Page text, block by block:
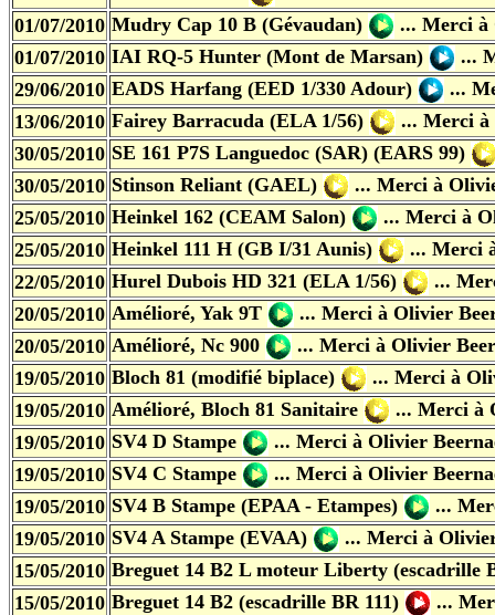
01/07/2010 Mudry Cap 10 B (Gévaudan) ... Merci à
01/07/2010 IAI RQ-5 Hunter (Mont de Marsan)
...
29/06/2010 EADS Harfang (EED 1/330 Adour)
...
13/06/2010 Fairey Barracuda (ELA 1/56) ... Merci à
30/05/2010 SE 161 P7S Languedoc (SAR) (EARS 99)
30/05/2010 Stinson Reliant (GAEL) ... Merci à
25/05/2010 Heinkel 162 (CEAM Salon) ... Merci à
25/05/2010 Heinkel 111 H (GB I/31 Aunis) ... Merci
22/05/2010 Hurel Dubois HD 321 (ELA 1/56)
...
20/05/2010 Amélioré, Yak 9T ... Merci à Olivier
20/05/2010 Amélioré, Nc 900 ... Merci à Olivier
19/05/2010 Bloch 81 (modifié biplace) ... Merci à
19/05/2010 Amélioré, Bloch 81 Sanitaire ... Merci à
19/05/2010 SV4 D Stampe ... Merci à Olivier
19/05/2010 SV4 C Stampe ... Merci à Olivier
19/05/2010 SV4 B Stampe (EPAA - Etampes)
...
19/05/2010 SV4 A Stampe (EVAA) ... Merci à
15/05/2010 Breguet 14 B2 L moteur Liberty (escadrille
15/05/2010 Breguet 14 B2 (escadrille BR 111)
...